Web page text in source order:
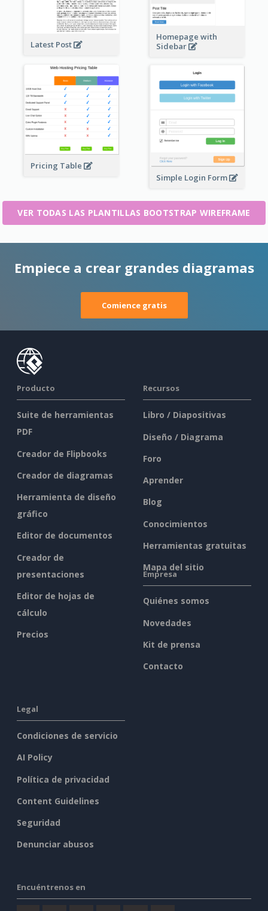
Homepage with
Sidebar
Latest Post
Pricing Table
Simple Login Form
VER TODAS LAS PLANTILLAS BOOTSTRAP WIREFRAME
Empiece a crear grandes diagramas
Comience gratis
Producto
Suite de herramientas
PDF
Creador de Flipbooks
Creador de diagramas
Herramienta de diseño
gráfico
Editor de documentos
Creador de
presentaciones
Editor de hojas de
cálculo
Precios
Recursos
Libro / Diapositivas
Diseño / Diagrama
Foro
Aprender
Blog
Conocimientos
Herramientas gratuitas
Mapa del sitio
Empresa
Quiénes somos
Novedades
Kit de prensa
Contacto
Legal
Condiciones de servicio
AI Policy
Política de privacidad
Content Guidelines
Seguridad
Denunciar abusos
Encuéntrenos en